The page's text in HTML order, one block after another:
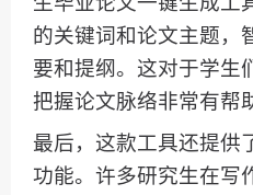
的关键词和论文主题，
要和提纲。这对于学生
把握论文脉络非常有帮
最后，这款工具还提供
功能。许多研究生在写